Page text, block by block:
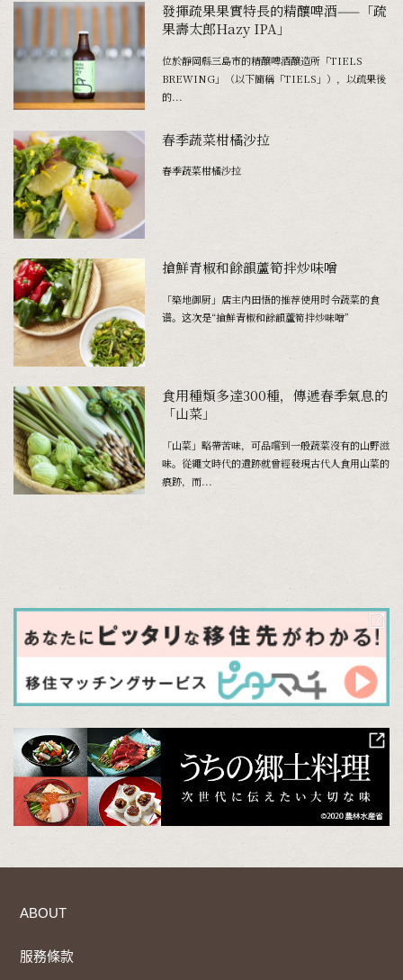
發揮疏果果實特長的精釀啤酒——「疏
果壽太郎Hazy IPA」
位於靜岡縣三島市的精釀啤酒釀造所「TIELS
BREWING」（以下簡稱「TIELS」），以疏果後
的...
春季蔬菜柑橘沙拉
春季蔬菜柑橘沙拉
搶鮮青椒和餘韻蘆筍拌炒味噌
「築地御厨」店主内田悟的推荐使用时令蔬菜的食
谱。这次是“搶鮮青椒和餘韻蘆筍拌炒味噌”
食用種類多達300種，傳遞春季氣息的
「山菜」
「山菜」略帶苦味，可品嚐到一般蔬菜沒有的山野滋
味。從繩文時代的遺跡就曾經發現古代人食用山菜的
痕跡，而...
ABOUT
服務條款